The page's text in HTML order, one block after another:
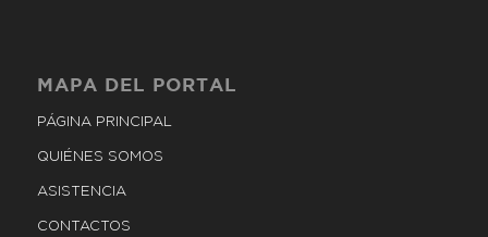
MAPA DEL PORTAL
PÁGINA PRINCIPAL
QUIÉNES SOMOS
ASISTENCIA
CONTACTOS